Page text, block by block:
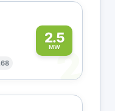
2.5
MW
2